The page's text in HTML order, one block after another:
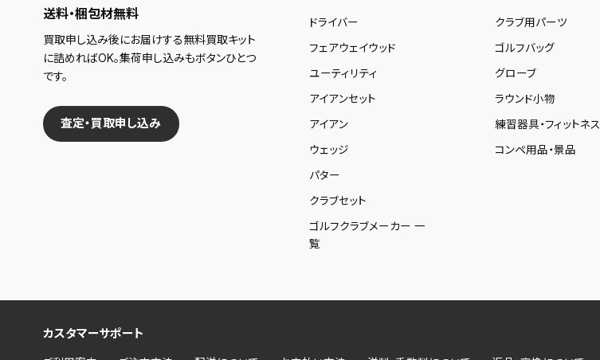
送料・梱包材無料
買取申し込み後にお届けする無料買取キット
に詰めればOK。集荷申し込みもボタンひとつ
です。
査定・買取申し込み
ドライバー
フェアウェイウッド
ユーティリティ
アイアンセット
アイアン
ウェッジ
パター
クラブセット
ゴルフクラブメーカー 一
覧
クラブ用パーツ
ゴルフバッグ
グローブ
ラウンド小物
練習器具・フィットネス
コンペ用品・景品
カスタマーサポート